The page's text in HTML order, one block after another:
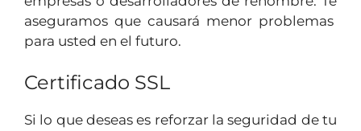
aseguramos que causará menor problemas
para usted en el futuro.
Certificado SSL
Si lo que deseas es reforzar la seguridad de tu